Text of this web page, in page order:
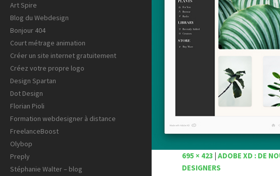
Art Spire
Blog du Webdesign
Bonjour 404
Court métrage animation
Créer un site internet gratuitement
Créez votre propre logo
Design Spartan
Dot Design
Florian Pioli
Formation webdesigner à distance
FreelanceBoost
Olybop
Preply
Stéphanie Walter – blog
695 × 423 | ADOBE XD : DE
DESIGNERS